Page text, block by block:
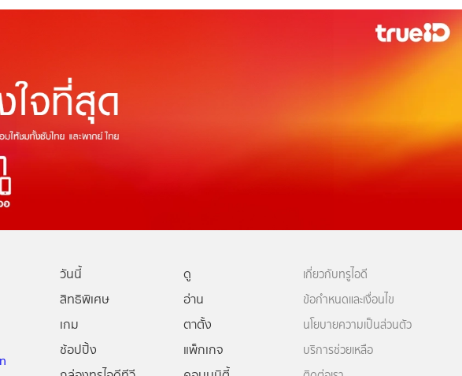
วันนี้
ดู
สิทธิพิเศษ
อ่าน
เกม
ตาตั้ง
ช้อปปิ้ง
แพ็กเกจ
เกี่ยวกับทรูไอดี
ข้อกำหนดและเงื่อนไข
นโยบายความเป็นส่วนตัว
บริการช่วยเหลือ